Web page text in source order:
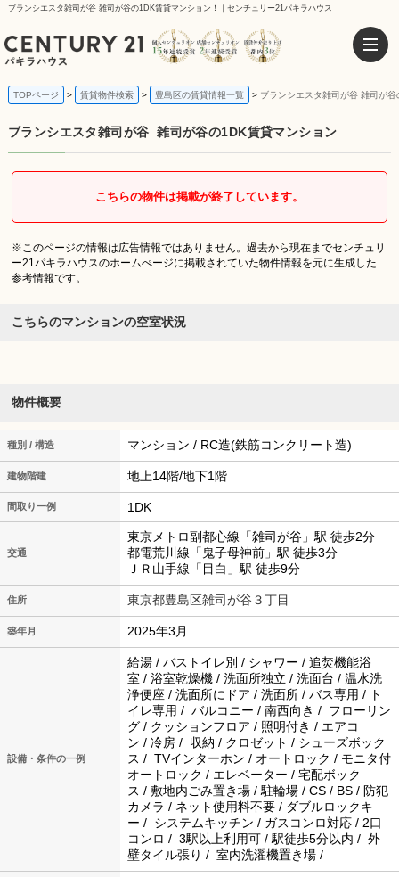
ブランシエスタ雑司が谷 雑司が谷の1DK賃貸マンション！｜センチュリー21パキラハウス
TOPページ 賃貸物件検索 豊島区の賃貸情報一覧 ブランシエスタ雑司が谷 雑司が
ブランシエスタ雑司が谷 雑司が谷の1DK賃貸マンション
こちらの物件は掲載が終了しています。
※このページの情報は広告情報ではありません。過去から現在までセンチュリ
ー21パキラハウスのホームぺージに掲載されていた物件情報を元に生成した
参考情報です。
こちらのマンションの空室状況
物件概要
種別 / 構造 マンション / RC造(鉄筋コンクリート造)
建物階建 地上14階/地下1階
間取り一例 1DK
交通
東京メトロ副都心線「雑司が谷」駅 徒歩2分
都電荒川線「鬼子母神前」駅 徒歩3分
ＪＲ山手線「目白」駅 徒歩9分
住所 東京都豊島区雑司が谷３丁目
築年月 2025年3月
設備・条件の一例
給湯 / バストイレ別 / シャワー / 追焚機能浴
室 / 浴室乾燥機 / 洗面所独立 / 洗面台 / 温水洗
浄便座 / 洗面所にドア / 洗面所 / バス専用 / ト
イレ専用 / バルコニー / 南西向き / フローリン
グ / クッションフロア / 照明付き / エアコ
ン / 冷房 / 収納 / クロゼット / シューズボック
ス / TVインターホン / オートロック / モニタ付
オートロック / エレベーター / 宅配ボック
ス / 敷地内ごみ置き場 / 駐輪場 / CS / BS / 防犯
カメラ / ネット使用料不要 / ダブルロックキ
ー / システムキッチン / ガスコンロ対応 / 2口
コンロ / 3駅以上利用可 / 駅徒歩5分以内 / 外
壁タイル張り / 室内洗濯機置き場 /